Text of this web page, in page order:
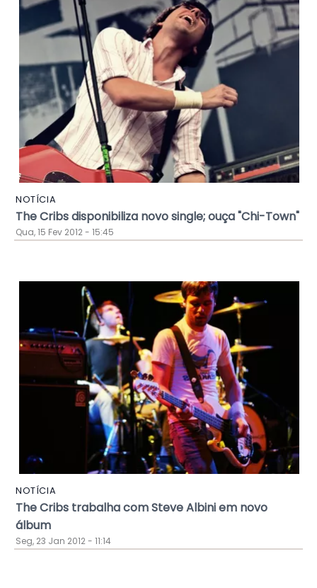
NOTÍCIA
The Cribs disponibiliza novo single; ouça "Chi-Town"
Qua, 15 Fev 2012 - 15:45
NOTÍCIA
The Cribs trabalha com Steve Albini em novo
álbum
Seg, 23 Jan 2012 - 11:14